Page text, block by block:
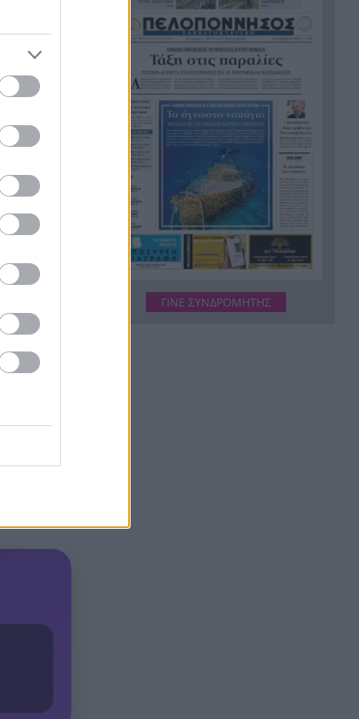
«δεν
έξω
μια
κάτι
από
τον
δεν
Οι πνιγμοί είναι συνήθως
«βουβοί»: Η διασώστρια
Δήμητρα Παναγιωτοπούλου
για τις εμπειρίες και το
απαιτητικό της επάγγελμα
19:48 «Λένε προδότες και
πληρωμένους όσους
αποχωρούν», διαζύγιο με
αιχμές στο κόμμα
Καρυστιανού
19:36
Η Ελλάδα θα διεκδικήσει την
9η θέση στο Παγκόσμιο
πρωτάθλημα Παίδων
βρέθηκε νεκρό σε πισίνα στην
Πάρο, ανείπωτη τραγωδία
ΓΙΝΕ ΣΥΝΔΡΟΜΗΤΗΣ